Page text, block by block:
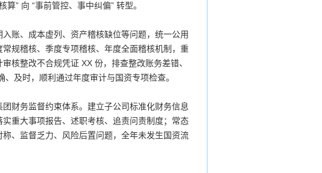
” 向 “事前管控、事中纠偏” 转型。
账、成本虚列、资产稽核缺位等问题，统一公用
规稽核、季度专项稽核、年度全面稽核机制，重
核整改不合规凭证 XX 份，排查整改账务差错、
及时，顺利通过年度审计与国资专项检查。
财务监督约束体系。建立子公司标准化财务信息
重大事项报告、述职考核、追责问责制度；常态
、监督乏力、风险后置问题，全年未发生国资流